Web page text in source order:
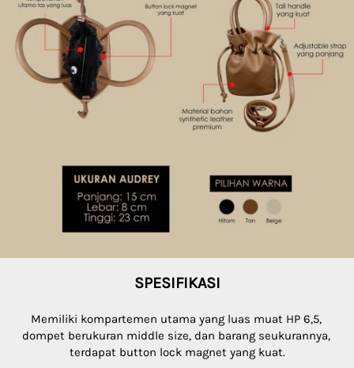
SPESIFIKASI
Memiliki kompartemen utama yang luas muat HP 6,5,
dompet berukuran middle size, dan barang seukurannya,
terdapat button lock magnet yang kuat.